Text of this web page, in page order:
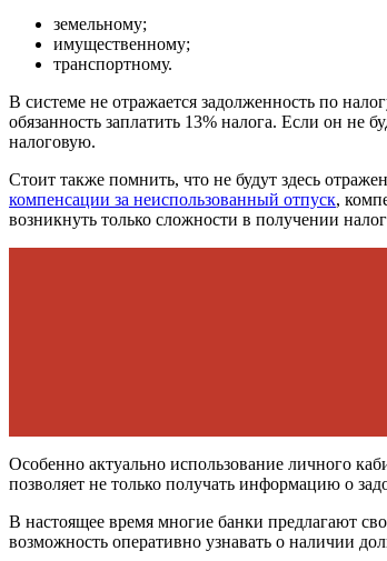
земельному;
имущественному;
транспортному.
В системе не отражается задолженность по
обязанность заплатить 13% налога. Если он не
налоговую.
Стоит также помнить, что не будут здесь
компенсации за неиспользованный отпуск,
возникнуть только сложности в получении
Особенно актуально использование личного
позволяет не только получать информацию о
В настоящее время многие банки предлагают
возможность оперативно узнавать о наличии